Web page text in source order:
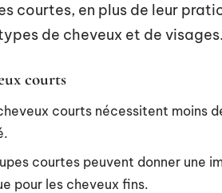
courtes, en plus de leur
de cheveux et de
courts
courts nécessitent moins
courtes peuvent donner une
pour les cheveux fins.